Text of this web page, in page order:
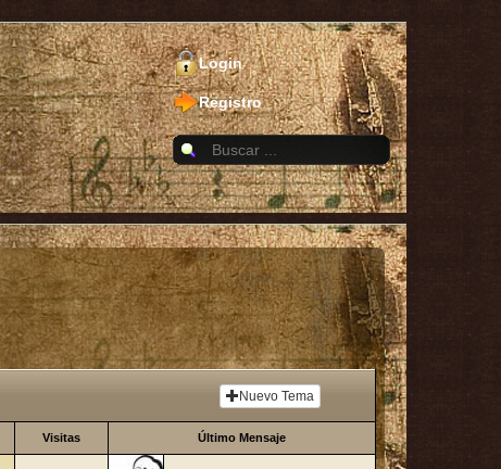
Login
Registro
Nuevo Tema
Visitas Último Mensaje